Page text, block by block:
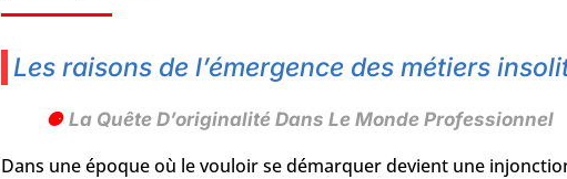
Les raisons de l’émergence des métiers
La Quête D’originalité Dans Le Monde Professionnel
Dans une époque où le vouloir se démarquer devient une